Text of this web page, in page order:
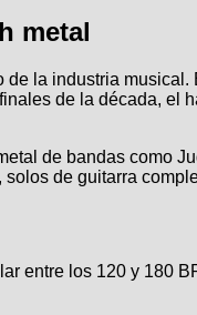
metal
la industria
de la década,
de bandas como
de guitarra
entre los 120 y 180